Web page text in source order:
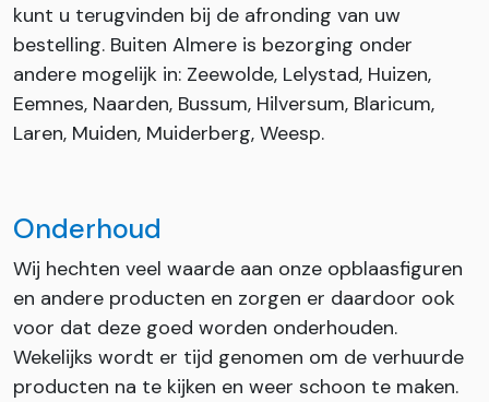
kunt u terugvinden bij de afronding van uw
bestelling. Buiten Almere is bezorging onder
andere mogelijk in: Zeewolde, Lelystad, Huizen,
Eemnes, Naarden, Bussum, Hilversum, Blaricum,
Laren, Muiden, Muiderberg, Weesp.
Onderhoud
Wij hechten veel waarde aan onze opblaasfiguren
en andere producten en zorgen er daardoor ook
voor dat deze goed worden onderhouden.
Wekelijks wordt er tijd genomen om de verhuurde
producten na te kijken en weer schoon te maken.